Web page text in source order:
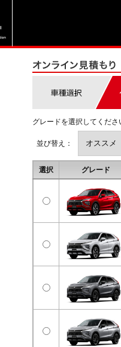
グレードを選択してくださ
並び替え：
選択 グレード